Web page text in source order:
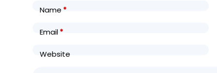
Name*
Email*
Website